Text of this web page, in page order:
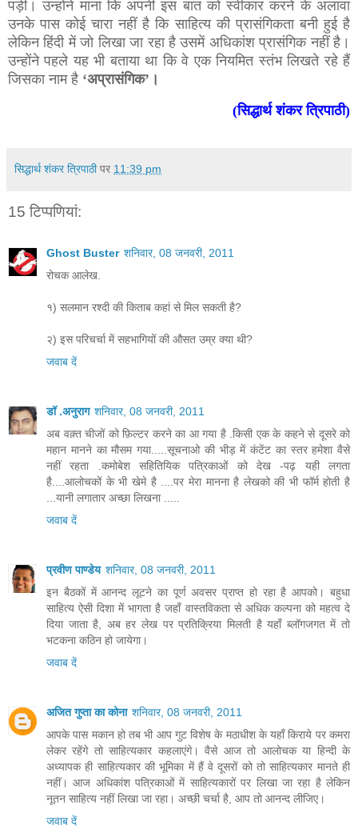
पड़ी। उन्होंने माना कि अपनी इस बात को स्वीकार करने के अलावा
उनके पास कोई चारा नहीं है कि साहित्य की प्रासंगिकता बनी हुई है
लेकिन हिंदी में जो लिखा जा रहा है उसमें अधिकांश प्रासंगिक नहीं है।
उन्होंने पहले यह भी बताया था कि वे एक नियमित स्तंभ लिखते रहे हैं
जिसका नाम है ‘अप्रासंगिक’।
(सिद्धार्थ शंकर त्रिपाठी)
सिद्धार्थ शंकर त्रिपाठी पर 11:39 pm
15 टिप्‍पणियां:
Ghost Buster शनिवार, 08 जनवरी, 2011
रोचक आलेख.
१) सलमान रश्दी की किताब कहां से मिल सकती है?
२) इस परिचर्चा में सहभागियों की औसत उम्र क्या थी?
जवाब दें
डॉ .अनुराग शनिवार, 08 जनवरी, 2011
अब वक़्त चीजों को फ़िल्टर करने का आ गया है .किसी एक के कहने से दूसरे को
महान मानने का मौसम गया.....सूचनाओ की भीड़ में कंटेंट का स्तर हमेशा वैसे
नहीं रहता .कमोबेश सहितियिक पत्रिकाओं को देख -पढ़ यही लगता
है....आलोचकों के भी खेमे है ....पर मेरा मानना है लेखको की भी फॉर्म होती है
...यानी लगातार अच्छा लिखना .....
जवाब दें
प्रवीण पाण्डेय शनिवार, 08 जनवरी, 2011
इन बैठकों में आनन्द लूटने का पूर्ण अवसर प्राप्त हो रहा है आपको। बहुधा
साहित्य ऐसी दिशा में भागता है जहाँ वास्तविकता से अधिक कल्पना को महत्व दे
दिया जाता है, अब हर लेख पर प्रतिक्रिया मिलती है यहाँ ब्लॉगजगत में तो
भटकना कठिन हो जायेगा।
जवाब दें
अजित गुप्ता का कोना शनिवार, 08 जनवरी, 2011
आपके पास मकान हो तब भी आप गुट विशेष के मठाधीश के यहाँ किराये पर कमरा
लेकर रहेंगे तो साहित्‍यकार कहलाएंगे। वैसे आज तो आलोचक या हिन्‍दी के
अध्‍यापक ही साहित्‍यकार की भूमिका में हैं वे दूसरों को तो साहित्‍यकार मानते ही
नहीं। आज अधिकांश पत्रिकाओं में साहित्‍यकारों पर लिखा जा रहा है लेकिन
नूतन साहित्‍य नहीं लिखा जा रहा। अच्‍छी चर्चा है, आप तो आनन्‍द लीजिए।
जवाब दें